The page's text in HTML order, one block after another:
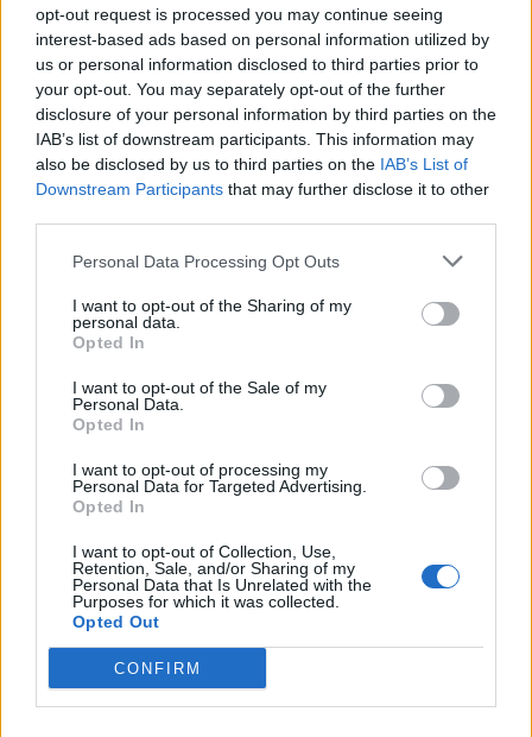
opt-out request is processed you may continue seeing
interest-based ads based on personal information utilized by
us or personal information disclosed to third parties prior to
your opt-out. You may separately opt-out of the further
disclosure of your personal information by third parties on the
IAB’s list of downstream participants. This information may
also be disclosed by us to third parties on the IAB’s List of
Downstream Participants that may further disclose it to other
Personal Data Processing Opt Outs
I want to opt-out of the Sharing of my
personal data.
Opted In
I want to opt-out of the Sale of my
Personal Data.
Opted In
I want to opt-out of processing my
Personal Data for Targeted Advertising.
Opted In
I want to opt-out of Collection, Use,
Retention, Sale, and/or Sharing of my
Personal Data that Is Unrelated with the
Purposes for which it was collected.
Opted Out
CONFIRM
2026. augusztus 05., szerda
Jogosítvány nélkül, ittasan hajtott
háznak egy csíkszeredai férfi